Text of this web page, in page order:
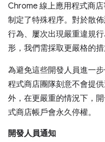
Chrome 線上應用程式商
制定了特殊程序。對於散
行為、屢次出現嚴重違規
形，我們需採取更嚴格的措
為避免這些開發人員進一
程式商店團隊刻意不會提
外，在更嚴重的情況下，
式商店帳戶會永久停權。
開發人員通知